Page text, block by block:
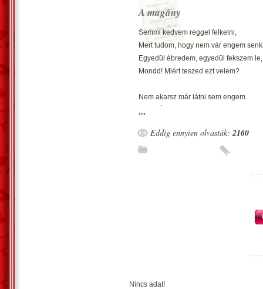
A magány
Semmi kedvem reggel felkelni,
Mert tudom, hogy nem vár engem
Egyedül ébredem, egyedül fekszem le,
Mondd! Miért teszed ezt velem?
Nem akarsz már látni sem engem.
Mondd! Miért teszed ezt velem?
...
Eddig ennyien olvasták:2160
Nincs adat!